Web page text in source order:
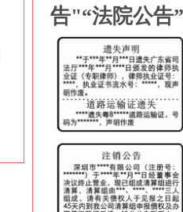
告"“法院公